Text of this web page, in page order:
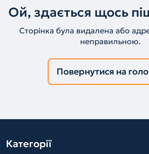
Ой, здається щось
Сторінка була видалена або
неправильною.
Повернутися на
Категорії